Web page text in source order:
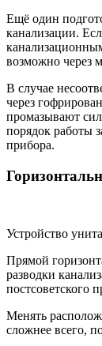
Ещё один
канализации.
возможно через
В случае
через
промазывают
порядок работы
прибора.
Устройство
Прямой
разводки
постсоветского
Менять
сложнее всего,